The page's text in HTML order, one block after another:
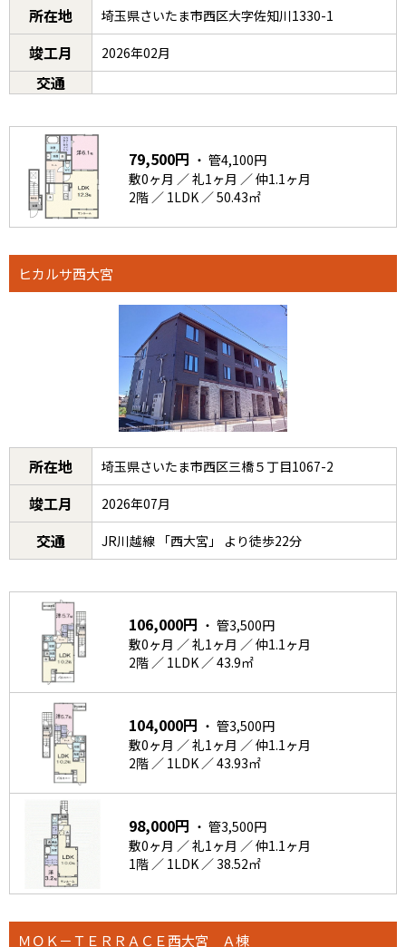
所在地 埼玉県さいたま市西区大字佐知川1330-1
竣工月 2026年02月
交通
79,500円 ・ 管4,100円
敷0ヶ月 ／ 礼1ヶ月 ／ 仲1.1ヶ月
2階 ／ 1LDK ／ 50.43㎡
ヒカルサ西大宮
所在地 埼玉県さいたま市西区三橋５丁目1067-2
竣工月 2026年07月
交通 JR川越線 「西大宮」 より徒歩22分
106,000円 ・ 管3,500円
敷0ヶ月 ／ 礼1ヶ月 ／ 仲1.1ヶ月
2階 ／ 1LDK ／ 43.9㎡
104,000円 ・ 管3,500円
敷0ヶ月 ／ 礼1ヶ月 ／ 仲1.1ヶ月
2階 ／ 1LDK ／ 43.93㎡
98,000円 ・ 管3,500円
敷0ヶ月 ／ 礼1ヶ月 ／ 仲1.1ヶ月
1階 ／ 1LDK ／ 38.52㎡
ＭＯＫ－ＴＥＲＲＡＣＥ西大宮 Ａ棟